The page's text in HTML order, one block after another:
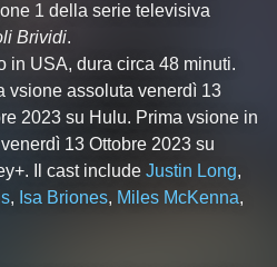
1 della serie televisiva
Brividi.
in USA, dura circa 48 minuti.
vsione assoluta venerdì 13
2023 su Hulu. Prima vsione in
venerdì 13 Ottobre 2023 su
Il cast includeJustin Long,
, Isa Briones, Miles McKenna,